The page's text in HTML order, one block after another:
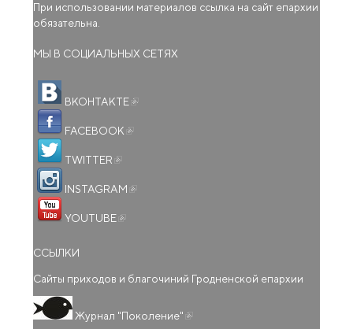
При использовании материалов ссылка на сайт епархии
обязательна.
МЫ В СОЦИАЛЬНЫХ СЕТЯХ
ВКОНТАКТЕ
FACEBOOK
TWITTER
INSTAGRAM
YOUTUBE
ССЫЛКИ
Сайты приходов и благочиний Гродненской епархии
Журнал "Поколение"